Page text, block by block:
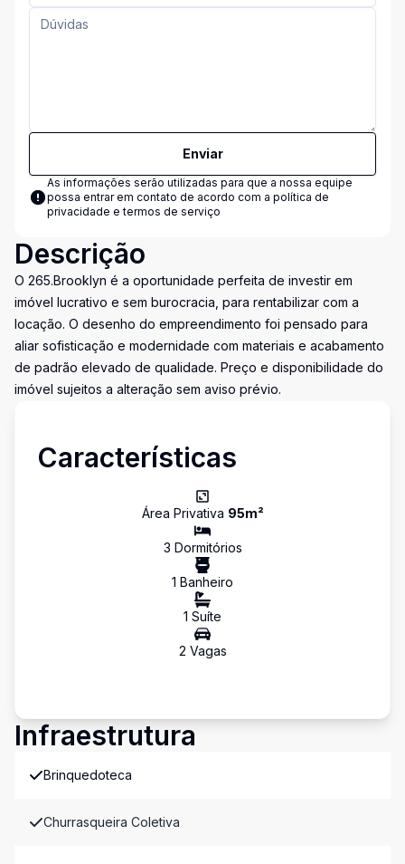
Enviar
As informações serão utilizadas para que a nossa equipe
possa entrar em contato de acordo com a política de
privacidade e termos de serviço
Descrição
O 265.Brooklyn é a oportunidade perfeita de investir em
imóvel lucrativo e sem burocracia, para rentabilizar com a
locação. O desenho do empreendimento foi pensado para
aliar sofisticação e modernidade com materiais e acabamento
de padrão elevado de qualidade. Preço e disponibilidade do
imóvel sujeitos a alteração sem aviso prévio.
Características
Área Privativa 95m²
3 Dormitórios
1 Banheiro
1 Suíte
2 Vagas
Infraestrutura
Brinquedoteca
Churrasqueira Coletiva